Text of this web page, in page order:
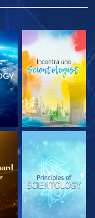
ESPLORA LE
SERIE